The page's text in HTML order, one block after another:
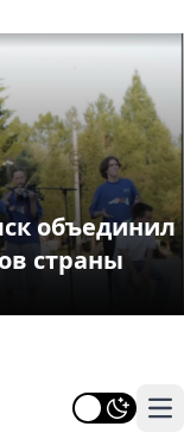
объединил
страны